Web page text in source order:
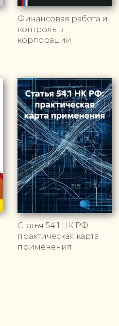
Финансовая работа и
контроль в
корпорации
Статья 54.1 НК РФ:
практическая карта
применения